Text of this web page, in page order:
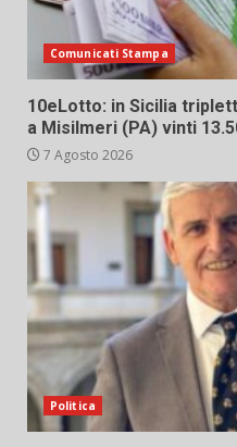
Comunicati Stampa
10eLotto: in Sicilia
a Misilmeri (PA) vinti
7 Agosto 2026
Politica